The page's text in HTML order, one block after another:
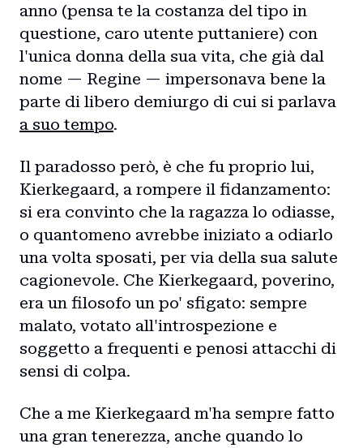
anno (pensa te la costanza del tipo in
questione, caro utente puttaniere) con
l'unica donna della sua vita, che già dal
nome — Regine — impersonava bene la
parte di libero demiurgo di cui si parlava
a suo tempo.
Il paradosso però, è che fu proprio lui,
Kierkegaard, a rompere il fidanzamento:
si era convinto che la ragazza lo odiasse,
o quantomeno avrebbe iniziato a odiarlo
una volta sposati, per via della sua salute
cagionevole. Che Kierkegaard, poverino,
era un filosofo un po' sfigato: sempre
malato, votato all'introspezione e
soggetto a frequenti e penosi attacchi di
sensi di colpa.
Che a me Kierkegaard m'ha sempre fatto
una gran tenerezza, anche quando lo